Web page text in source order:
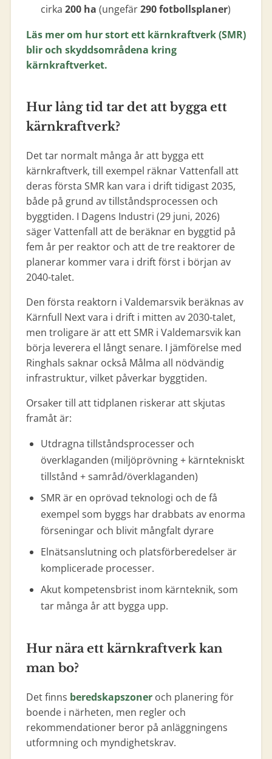
cirka 200 ha (ungefär290 fotbollsplaner)
Läs mer om hur stort ett kärnkraftverk (SMR)
blir och skyddsområdena kring
kärnkraftverket.
Hur lång tid tar det att bygga ett
kärnkraftverk?
Det tar normalt många år att bygga ett
kärnkraftverk, till exempel räknar Vattenfall att
deras första SMR kan vara i drift tidigast 2035,
både på grund av tillståndsprocessen och
byggtiden. I Dagens Industri (29 juni, 2026)
säger Vattenfall att de beräknar en byggtid på
fem år per reaktor och att de tre reaktorer de
planerar kommer vara i drift först i början av
2040-talet.
Den första reaktorn i Valdemarsvik beräknas av
Kärnfull Next vara i drift i mitten av 2030-talet,
men troligare är att ett SMR i Valdemarsvik kan
börja leverera el långt senare. I jämförelse med
Ringhals saknar också Målma all nödvändig
infrastruktur, vilket påverkar byggtiden.
Orsaker till att tidplanen riskerar att skjutas
framåt är:
Utdragna tillståndsprocesser och
överklaganden (miljöprövning + kärntekniskt
tillstånd + samråd/överklaganden)
SMR är en oprövad teknologi och de få
exempel som byggs har drabbats av enorma
förseningar och blivit mångfalt dyrare
Elnätsanslutning och platsförberedelser är
komplicerade processer.
Akut kompetensbrist inom kärnteknik, som
tar många år att bygga upp.
Hur nära ett kärnkraftverk kan
man bo?
Det finns beredskapszoneroch planering för
boende i närheten, men regler och
rekommendationer beror på anläggningens
utformning och myndighetskrav.